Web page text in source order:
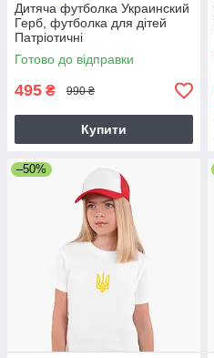
Дитяча футболка Украинский
Герб, футболка для дітей
Патріотичні
Готово до відправки
495 ₴ 990 ₴
Купити
–50%